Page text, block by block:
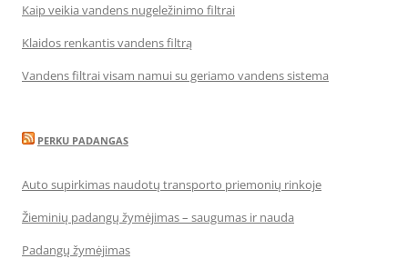
Kaip veikia vandens nugeležinimo filtrai
Klaidos renkantis vandens filtrą
Vandens filtrai visam namui su geriamo vandens sistema
PERKU PADANGAS
Auto supirkimas naudotų transporto priemonių rinkoje
Žieminių padangų žymėjimas – saugumas ir nauda
Padangų žymėjimas